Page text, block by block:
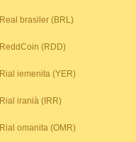
Real brasiler (BRL)
ReddCoin (RDD)
Rial iemenita (YER)
Rial iranià (IRR)
Rial omanita (OMR)